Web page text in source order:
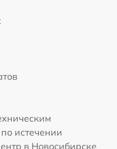
истечении
в Новосибирске